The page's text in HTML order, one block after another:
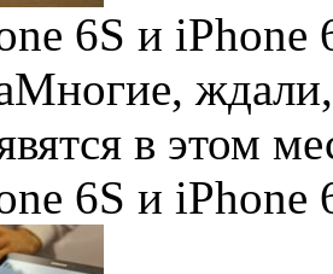
6S и iPhone
Многие, ждали,
в этом
6S и iPhone